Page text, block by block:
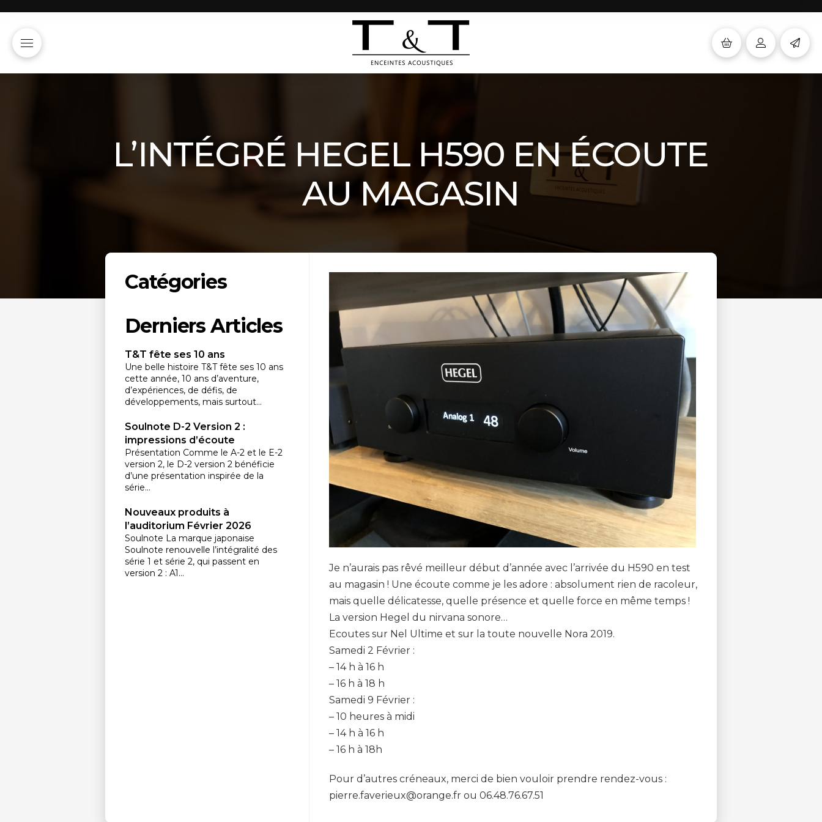
L’INTÉGRÉ HEGEL H590 EN ÉCOUTE
AU MAGASIN
Je n’aurais pas rêvé meilleur début d’année avec l’arrivée du H590 en test
au magasin ! Une écoute comme je les adore : absolument rien de racoleur,
mais quelle délicatesse, quelle présence et quelle force en même temps !
La version Hegel du nirvana sonore…
Ecoutes sur Nel Ultime et sur la toute nouvelle Nora 2019.
Samedi 2 Février :
– 14 h à 16 h
– 16 h à 18 h
Samedi 9 Février :
– 10 heures à midi
– 14 h à 16 h
– 16 h à 18h
Pour d’autres créneaux, merci de bien vouloir prendre rendez-vous :
pierre.faverieux@orange.fr ou 06.48.76.67.51
Catégories
Derniers Articles
T&T fête ses 10 ans
Une belle histoire T&T fête ses 10 ans
cette année, 10 ans d’aventure,
d’expériences, de défis, de
développements, mais surtout...
Soulnote D-2 Version 2 :
impressions d’écoute
Présentation Comme le A-2 et le E-2
version 2, le D-2 version 2 bénéficie
d’une présentation inspirée de la
série...
Nouveaux produits à
l’auditorium Février 2026
Soulnote La marque japonaise
Soulnote renouvelle l’intégralité des
série 1 et série 2, qui passent en
version 2 : A1...